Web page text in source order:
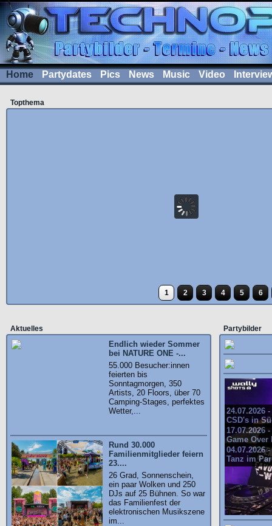
Home Partydates Pics News Music Video
Topthema
1 2 3 4 5 6
Partybilder
24.07.2026
CSD's in
17.07.2026
Game Over
04.07.2026
Tanz im
Aktuelles
Endlich wieder Sommer
bei NATURE ONE -...
55.000 Besucher:innen
feierten bis
Sonntagmorgen, 350
Artists, 20 Floors, über 70
Camping-Stages, perfektes
Wetter,...
Rund 30.000
Familienmitglieder feiern
23....
26 Grad, Sonnenschein,
ein paar Wolken und 250
DJs auf 25 Bühnen. So war
das Familienfest der
elektronischen Musikszene
im...